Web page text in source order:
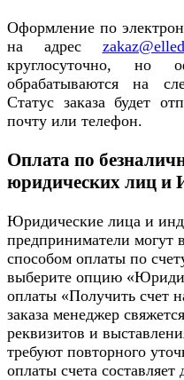
Оформление по
на адрес
круглосуточно, но
обрабатываются на
Статус заказа будет
почту или телефон.
Оплата по
юридических лиц и
Юридические лица и
предприниматели могут
способом оплаты по
выберите опцию
оплаты «Получить счет
заказа менеджер
реквизитов и
требуют повторного
оплаты счета составляет